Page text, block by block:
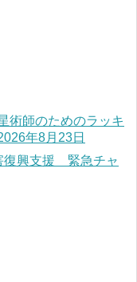
術師のためのラッキ
年8月23日
復興支援 緊急チャ